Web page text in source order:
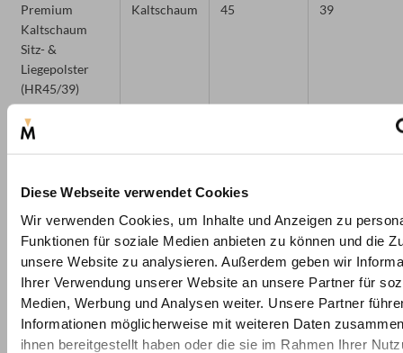
Diese Webseite verwendet Cookies
Wir verwenden Cookies, um Inhalte und Anzeigen zu
Funktionen für soziale Medien anbieten zu können und die
unsere Website zu analysieren. Außerdem geben wir
Ihrer Verwendung unserer Website an unsere Partner für
Medien, Werbung und Analysen weiter. Unsere Partner
Informationen möglicherweise mit weiteren Daten
ihnen bereitgestellt haben oder die sie im Rahmen Ihrer
Premium
Kaltschaum
Sitz- &
Liegepolster
(HR45/39)
Kaltschaum 45 39
Rückenpolster
mittelfest
(T30/38)